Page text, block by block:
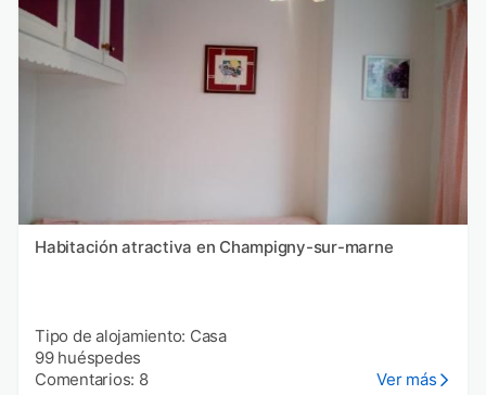
Habitación atractiva en Champigny-sur-marne
Tipo de alojamiento: Casa
99 huéspedes
Comentarios: 8
Ver más